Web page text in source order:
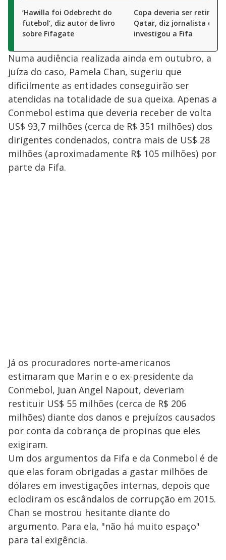
‘Hawilla foi Odebrecht do
futebol’, diz autor de livro
sobre Fifagate
Copa deveria ser retirada
Qatar, diz jornalista que
investigou a Fifa
Numa audiência realizada ainda em outubro, a
juíza do caso, Pamela Chan, sugeriu que
dificilmente as entidades conseguirão ser
atendidas na totalidade de sua queixa. Apenas a
Conmebol estima que deveria receber de volta
US$ 93,7 milhões (cerca de R$ 351 milhões) dos
dirigentes condenados, contra mais de US$ 28
milhões (aproximadamente R$ 105 milhões) por
parte da Fifa.
Já os procuradores norte-americanos
estimaram que Marin e o ex-presidente da
Conmebol, Juan Angel Napout, deveriam
restituir US$ 55 milhões (cerca de R$ 206
milhões) diante dos danos e prejuízos causados
por conta da cobrança de propinas que eles
exigiram.
Um dos argumentos da Fifa e da Conmebol é de
que elas foram obrigadas a gastar milhões de
dólares em investigações internas, depois que
eclodiram os escândalos de corrupção em 2015.
Chan se mostrou hesitante diante do
argumento. Para ela, "não há muito espaço"
para tal exigência.